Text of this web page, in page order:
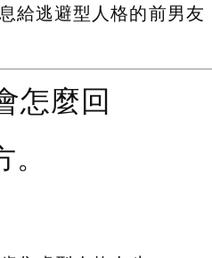
給逃避型人格的前男友
怎麼回